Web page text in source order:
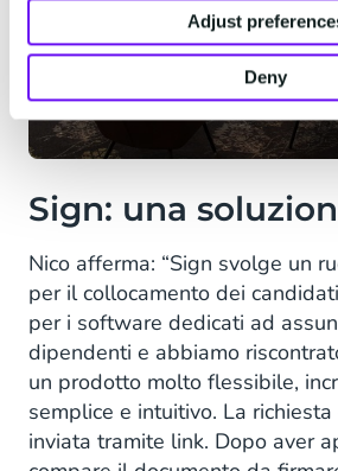
Adjust
Deny
Sign: una
Nico afferma: “Sign svolge un
per il collocamento dei
per i software dedicati ad
dipendenti e abbiamo
un prodotto molto flessibile,
semplice e intuitivo. La
inviata tramite link. Dopo aver